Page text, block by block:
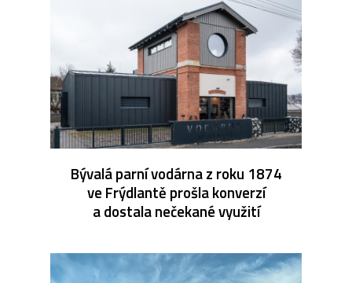
Bývalá parní vodárna z roku 1874
ve Frýdlantě prošla konverzí
a dostala nečekané využití